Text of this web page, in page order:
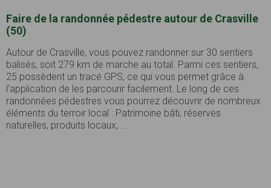
Faire de la randonnée pédestre autour de Crasville
(50)
Autour de Crasville, vous pouvez randonner sur 30 sentiers
balisés, soit 279 km de marche au total. Parmi ces sentiers,
25 possèdent un tracé GPS, ce qui vous permet grâce à
l'application de les parcourir facilement. Le long de ces
randonnées pédestres vous pourrez découvrir de nombreux
éléments du terroir local : Patrimoine bâti, réserves
naturelles, produits locaux, ...